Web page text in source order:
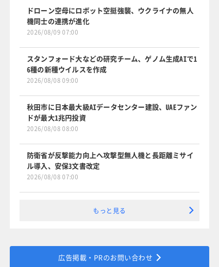
ドローン空母にロボット空挺強襲、ウクライナの無人
機同士の連携が進化
2026/08/09 07:00
スタンフォード大などの研究チーム、ゲノム生成AIで1
6種の新種ウイルスを作成
2026/08/08 09:00
秋田市に日本最大級AIデータセンター建設、UAEファン
ドが最大1兆円投資
2026/08/08 08:00
防衛省が反撃能力向上へ攻撃型無人機と長距離ミサイ
ル導入、安保3文書改定
2026/08/08 07:00
もっと見る
広告掲載・PRのお問い合わせ